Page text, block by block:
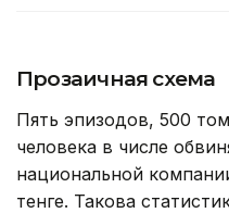
Прозаичная схема
Пять эпизодов, 500
человека в числе
национальной
тенге. Такова